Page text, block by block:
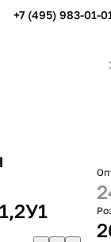
+7 (495) 983-01-